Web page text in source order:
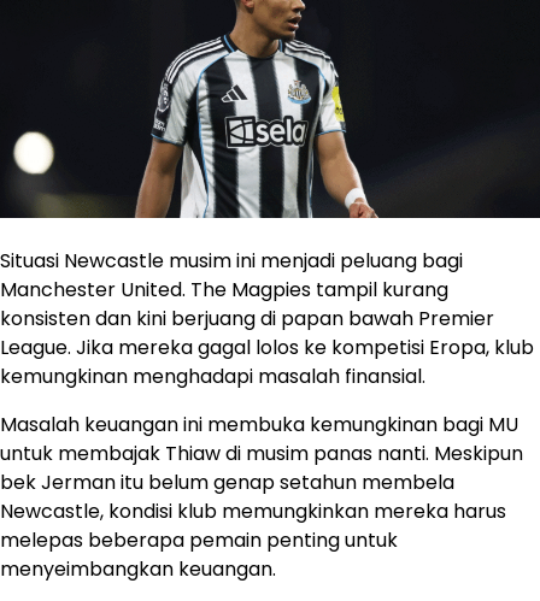
Situasi Newcastle musim ini menjadi peluang bagi
Manchester United. The Magpies tampil kurang
konsisten dan kini berjuang di papan bawah Premier
League. Jika mereka gagal lolos ke kompetisi Eropa, klub
kemungkinan menghadapi masalah finansial.
Masalah keuangan ini membuka kemungkinan bagi MU
untuk membajak Thiaw di musim panas nanti. Meskipun
bek Jerman itu belum genap setahun membela
Newcastle, kondisi klub memungkinkan mereka harus
melepas beberapa pemain penting untuk
menyeimbangkan keuangan.